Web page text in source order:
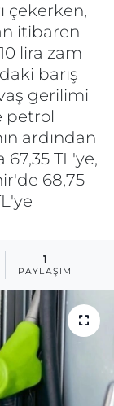
çekerken,
itibaren
lira zam
barış
gerilimi
petrol
ardından
TL'ye,
68,75
1
PAYLAŞIM